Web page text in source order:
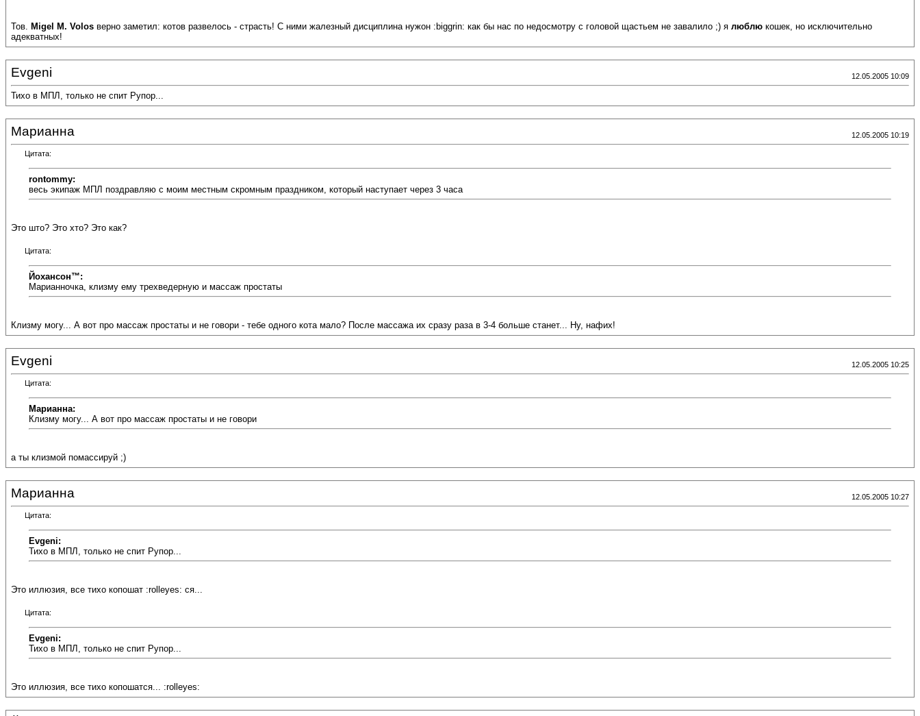
Тов. Migel M. Volos верно заметил: котов развелось - страсть! С ними жалезный дисциплина нужон :biggrin: как бы нас по недосмотру с головой щастьем не завалило ;) я люблю кошек, но исключительно
адекватных!
Evgeni 12.05.2005 10:09
Тихо в МПЛ, только не спит Рупор...
Марианна 12.05.2005 10:19
Цитата:
rontommy:
весь экипаж МПЛ поздравляю с моим местным скромным праздником, который наступает через 3 часа
Это што? Это хто? Это как?
Цитата:
Йохансон™:
Марианночка, клизму ему трехведерную и массаж простаты
Клизму могу... А вот про массаж простаты и не говори - тебе одного кота мало? После массажа их сразу раза в 3-4 больше станет... Ну, нафих!
Evgeni 12.05.2005 10:25
Цитата:
Марианна:
Клизму могу... А вот про массаж простаты и не говори
а ты клизмой помассируй ;)
Марианна 12.05.2005 10:27
Цитата:
Evgeni:
Тихо в МПЛ, только не спит Рупор...
Это иллюзия, все тихо копошат :rolleyes: ся...
Цитата:
Evgeni:
Тихо в МПЛ, только не спит Рупор...
Это иллюзия, все тихо копошатся... :rolleyes: